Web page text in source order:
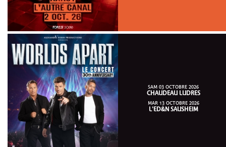
SAM 03 OCTOBRE 2026
CHAUDEAU LUDRES
MAR 13 OCTOBRE 2026
L'ED&N SAUSHEIM